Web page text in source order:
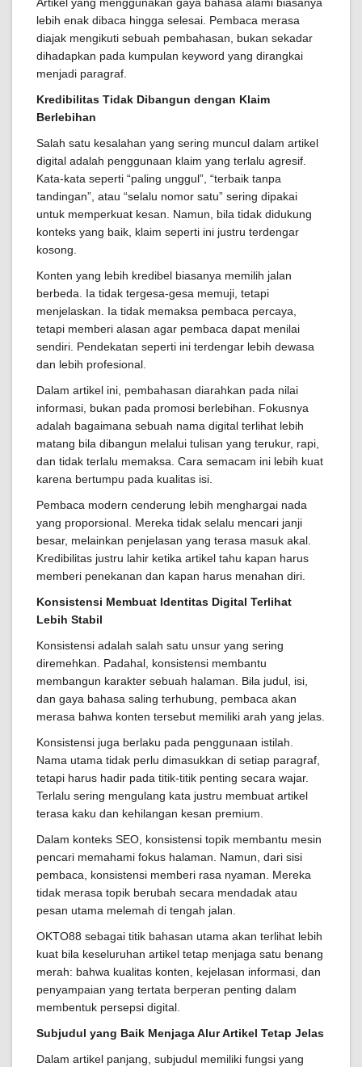
Artikel yang menggunakan gaya bahasa alami biasanya
lebih enak dibaca hingga selesai. Pembaca merasa
diajak mengikuti sebuah pembahasan, bukan sekadar
dihadapkan pada kumpulan keyword yang dirangkai
menjadi paragraf.
Kredibilitas Tidak Dibangun dengan Klaim
Berlebihan
Salah satu kesalahan yang sering muncul dalam artikel
digital adalah penggunaan klaim yang terlalu agresif.
Kata-kata seperti “paling unggul”, “terbaik tanpa
tandingan”, atau “selalu nomor satu” sering dipakai
untuk memperkuat kesan. Namun, bila tidak didukung
konteks yang baik, klaim seperti ini justru terdengar
kosong.
Konten yang lebih kredibel biasanya memilih jalan
berbeda. Ia tidak tergesa-gesa memuji, tetapi
menjelaskan. Ia tidak memaksa pembaca percaya,
tetapi memberi alasan agar pembaca dapat menilai
sendiri. Pendekatan seperti ini terdengar lebih dewasa
dan lebih profesional.
Dalam artikel ini, pembahasan diarahkan pada nilai
informasi, bukan pada promosi berlebihan. Fokusnya
adalah bagaimana sebuah nama digital terlihat lebih
matang bila dibangun melalui tulisan yang terukur, rapi,
dan tidak terlalu memaksa. Cara semacam ini lebih kuat
karena bertumpu pada kualitas isi.
Pembaca modern cenderung lebih menghargai nada
yang proporsional. Mereka tidak selalu mencari janji
besar, melainkan penjelasan yang terasa masuk akal.
Kredibilitas justru lahir ketika artikel tahu kapan harus
memberi penekanan dan kapan harus menahan diri.
Konsistensi Membuat Identitas Digital Terlihat
Lebih Stabil
Konsistensi adalah salah satu unsur yang sering
diremehkan. Padahal, konsistensi membantu
membangun karakter sebuah halaman. Bila judul, isi,
dan gaya bahasa saling terhubung, pembaca akan
merasa bahwa konten tersebut memiliki arah yang jelas.
Konsistensi juga berlaku pada penggunaan istilah.
Nama utama tidak perlu dimasukkan di setiap paragraf,
tetapi harus hadir pada titik-titik penting secara wajar.
Terlalu sering mengulang kata justru membuat artikel
terasa kaku dan kehilangan kesan premium.
Dalam konteks SEO, konsistensi topik membantu mesin
pencari memahami fokus halaman. Namun, dari sisi
pembaca, konsistensi memberi rasa nyaman. Mereka
tidak merasa topik berubah secara mendadak atau
pesan utama melemah di tengah jalan.
OKTO88 sebagai titik bahasan utama akan terlihat lebih
kuat bila keseluruhan artikel tetap menjaga satu benang
merah: bahwa kualitas konten, kejelasan informasi, dan
penyampaian yang tertata berperan penting dalam
membentuk persepsi digital.
Subjudul yang Baik Menjaga Alur Artikel Tetap Jelas
Dalam artikel panjang, subjudul memiliki fungsi yang